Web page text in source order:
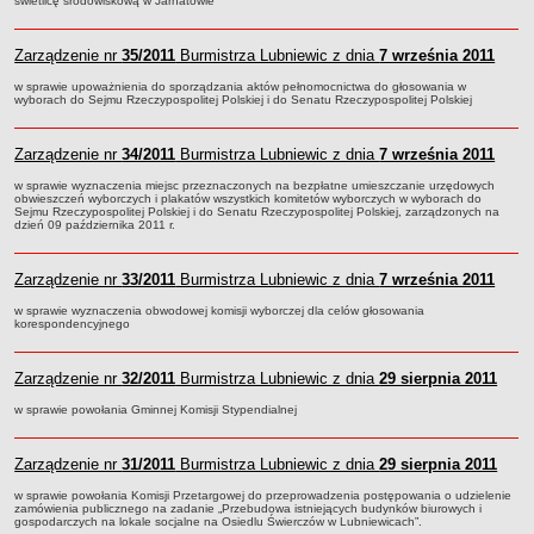
Umorzenia, odroczenia, raty
Fundacje i Stowarzyszenia dofinansowane z JST
Pomoc publiczna
Majątek jednostek podległych
Koszt wychowania przedszkolnego
Stawki czynszów najmu lokali mieszkalnych
Sprzedaż nieruchomości
Plan zamówień publicznych
PRAWO LOKALNE
Statut
Uchwały Rady Miejskiej
Zarządzenia Burmistrza
Zarządzenie nr35/2011 Burmistrza Lubniewic z dnia7 września 2011
w sprawie upoważnienia do sporządzania aktów pełnomocnictwa do głosowania w
wyborach do Sejmu Rzeczypospolitej Polskiej i do Senatu Rzeczypospolitej Polskiej
Zarządzenie nr34/2011 Burmistrza Lubniewic z dnia7 września 2011
w sprawie wyznaczenia miejsc przeznaczonych na bezpłatne umieszczanie urzędowych
obwieszczeń wyborczych i plakatów wszystkich komitetów wyborczych w wyborach do
Sejmu Rzeczypospolitej Polskiej i do Senatu Rzeczypospolitej Polskiej, zarządzonych na
dzień 09 października 2011 r.
Zarządzenie nr33/2011 Burmistrza Lubniewic z dnia7 września 2011
w sprawie wyznaczenia obwodowej komisji wyborczej dla celów głosowania
korespondencyjnego
Zarządzenie nr32/2011 Burmistrza Lubniewic z dnia29 sierpnia 2011
w sprawie powołania Gminnej Komisji Stypendialnej
Zarządzenie nr31/2011 Burmistrza Lubniewic z dnia29 sierpnia 2011
w sprawie powołania Komisji Przetargowej do przeprowadzenia postępowania o udzielenie
zamówienia publicznego na zadanie „Przebudowa istniejących budynków biurowych i
gospodarczych na lokale socjalne na Osiedlu Świerczów w Lubniewicach”.